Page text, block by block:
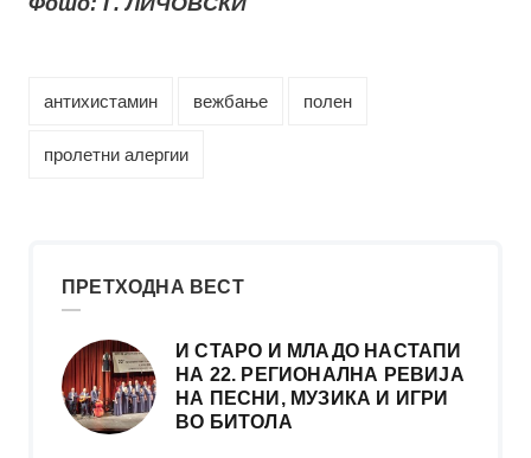
антихистамин вежбање полен
пролетни алергии
ПРЕТХОДНА ВЕСТ
И СТАРО И МЛАДО НАСТАПИ
НА 22. РЕГИОНАЛНА РЕВИЈА
НА ПЕСНИ, МУЗИКА И ИГРИ
ВО БИТОЛА